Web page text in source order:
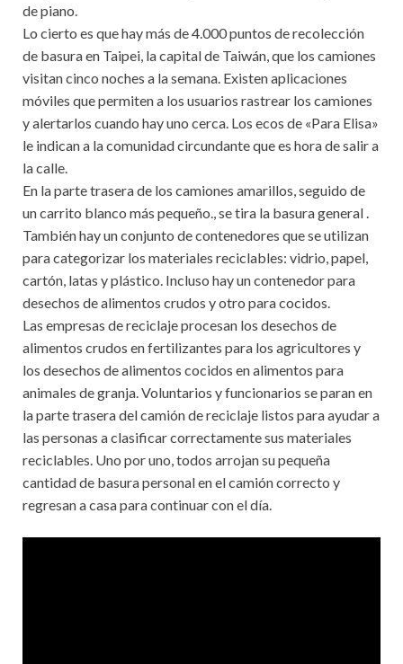
de piano.
Lo cierto es que hay más de 4.000 puntos de recolección
de basura en Taipei, la capital de Taiwán, que los camiones
visitan cinco noches a la semana. Existen aplicaciones
móviles que permiten a los usuarios rastrear los camiones
y alertarlos cuando hay uno cerca. Los ecos de «Para Elisa»
le indican a la comunidad circundante que es hora de salir a
la calle.
En la parte trasera de los camiones amarillos, seguido de
un carrito blanco más pequeño., se tira la basura general .
También hay un conjunto de contenedores que se utilizan
para categorizar los materiales reciclables: vidrio, papel,
cartón, latas y plástico. Incluso hay un contenedor para
desechos de alimentos crudos y otro para cocidos.
Las empresas de reciclaje procesan los desechos de
alimentos crudos en fertilizantes para los agricultores y
los desechos de alimentos cocidos en alimentos para
animales de granja. Voluntarios y funcionarios se paran en
la parte trasera del camión de reciclaje listos para ayudar a
las personas a clasificar correctamente sus materiales
reciclables. Uno por uno, todos arrojan su pequeña
cantidad de basura personal en el camión correcto y
regresan a casa para continuar con el día.